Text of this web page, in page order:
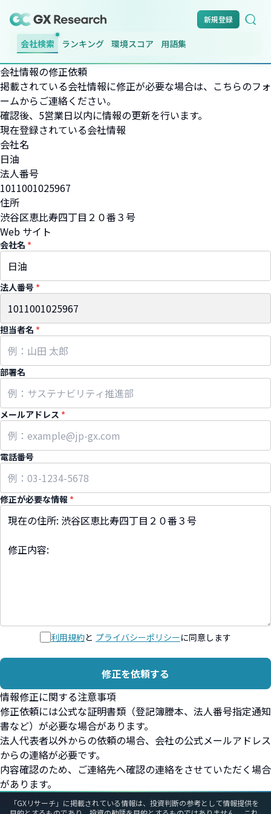
新規登録
会社検索 ランキング 環境スコア 用語集
会社情報の修正依頼
掲載されている会社情報に修正が必要な場合は、こちらのフォ
ームからご連絡ください。
確認後、5営業日以内に情報の更新を行います。
現在登録されている会社情報
会社名
日油
法人番号
1011001025967
住所
渋谷区恵比寿四丁目２０番３号
Web サイト
会社名 *
法人番号 *
担当者名 *
部署名
メールアドレス *
電話番号
修正が必要な情報 *
利用規約と プライバシーポリシーに同意します
修正を依頼する
情報修正に関する注意事項
修正依頼には公式な証明書類（登記簿謄本、法人番号指定通知
書など）が必要な場合があります。
法人代表者以外からの依頼の場合、会社の公式メールアドレス
からの連絡が必要です。
内容確認のため、ご連絡先へ確認の連絡をさせていただく場合
があります。
「GXリサーチ」に掲載されている情報は、投資判断の参考として情報提供を